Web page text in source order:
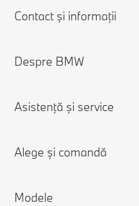
Contact şi informaţii
Asistență și Contact
Caută un partener BMW
Cere o ofertă
Despre BMW
Despre noi
Despre BMW Group
Asistenţă şi service
Programare în service
Connected Drive
Alege și comandă
Modele BMW
Modele